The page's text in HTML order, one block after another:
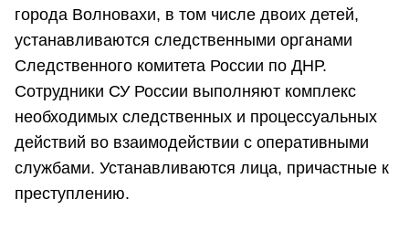
города Волновахи, в том числе двоих детей,
устанавливаются следственными органами
Следственного комитета России по ДНР.
Сотрудники СУ России выполняют комплекс
необходимых следственных и процессуальных
действий во взаимодействии с оперативными
службами. Устанавливаются лица, причастные к
преступлению.